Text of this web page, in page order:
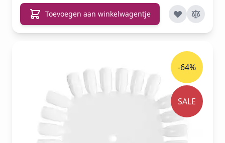
Toevoegen aan winkelwagentje
-64%
SALE